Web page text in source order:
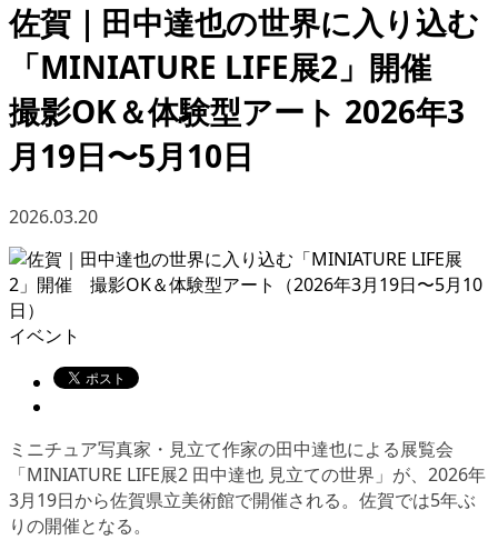
佐賀｜田中達也の世界に入り込む
「MINIATURE LIFE展2」開催
撮影OK＆体験型アート 2026年3
月19日〜5月10日
2026.03.20
イベント
ミニチュア写真家・見立て作家の田中達也による展覧会
「MINIATURE LIFE展2 田中達也 見立ての世界」が、2026年
3月19日から佐賀県立美術館で開催される。佐賀では5年ぶ
りの開催となる。